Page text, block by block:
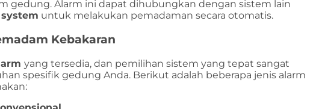
gedung. Alarm ini dapat dihubungkan dengan sistem lain
untuk melakukan pemadaman secara otomatis.
Kebakaran
yang tersedia, dan pemilihan sistem yang tepat sangat
spesifik gedung Anda. Berikut adalah beberapa jenis alarm